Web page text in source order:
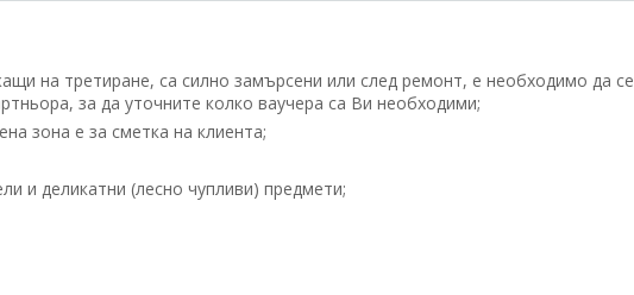
на третиране, са силно замърсени или след ремонт, е необходимо да се
за да уточните колко ваучера са Ви необходими;
зона е за сметка на клиента;
и деликатни (лесно чупливи) предмети;